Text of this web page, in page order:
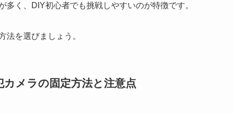
多く、DIY初心者でも挑戦しやすいのが特徴です。
法を選びましょう。
メラの固定方法と注意点